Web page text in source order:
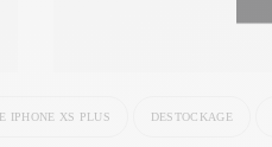
IPHONE XS PLUS DESTOCKAGE